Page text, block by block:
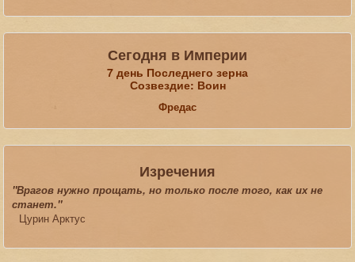
Сегодня в Империи
7 день Последнего зерна
Созвездие: Воин
Фредас
Изречения
"Врагов нужно прощать, но только после того, как их не
станет."
Цурин Арктус